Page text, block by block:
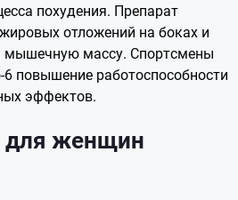
похудения. Препарат
отложений на боках и
мышечную массу. Спортсмены
повышение работоспособности
эффектов.
для женщин